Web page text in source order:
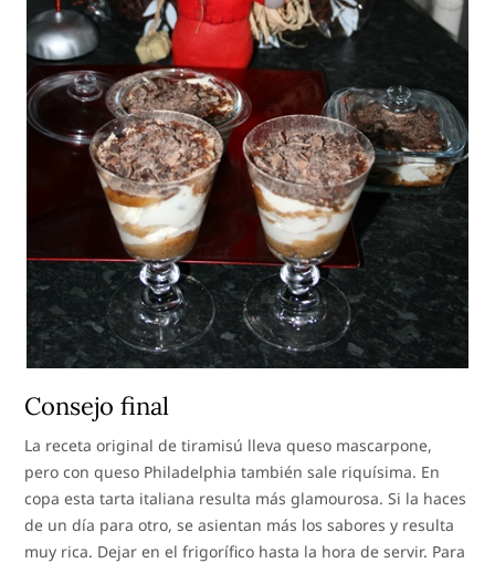
Consejo final
La receta original de tiramisú lleva queso mascarpone,
pero con queso Philadelphia también sale riquísima. En
copa esta tarta italiana resulta más glamourosa. Si la haces
de un día para otro, se asientan más los sabores y resulta
muy rica. Dejar en el frigorífico hasta la hora de servir. Para